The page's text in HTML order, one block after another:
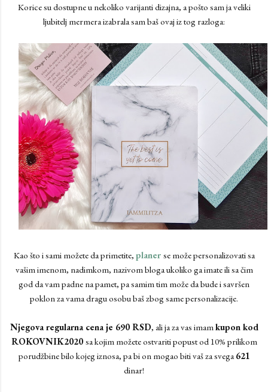
Korice su dostupne u nekoliko varijanti dizajna, a pošto sam ja veliki
ljubitelj mermera izabrala sam baš ovaj iz tog razloga:
Kao što i sami možete da primetite, planer se može personalizovati sa
vašim imenom, nadimkom, nazivom bloga ukoliko ga imate ili sa čim
god da vam padne na pamet, pa samim tim može da bude i savršen
poklon za vama dragu osobu baš zbog same personalizacije.
Njegova regularna cena je 690 RSD, ali ja za vas imamkupon kod
ROKOVNIK2020 sa kojim možete ostvariti popust od 10% prilikom
porudžbine bilo kojeg iznosa, pa bi on mogao biti vaš za svega621
dinar!